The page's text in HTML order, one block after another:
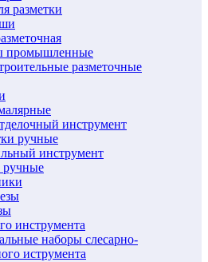
разметки
промышленные
разметочные
инструмент
ручные
инструмент
ручные
инструмента
наборы слесарно-
иструмента